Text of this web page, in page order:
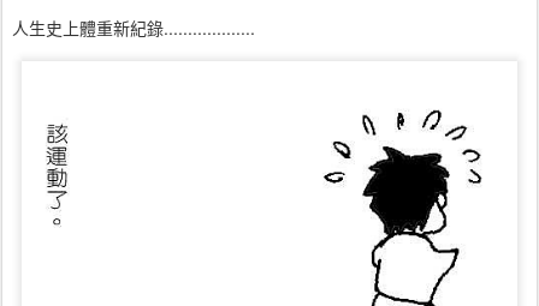
人生史上體重新紀錄...................